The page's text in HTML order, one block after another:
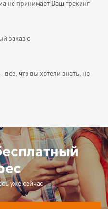
не принимает Ваш трекинг
заказ с
что вы хотели знать, но
уже сейчас